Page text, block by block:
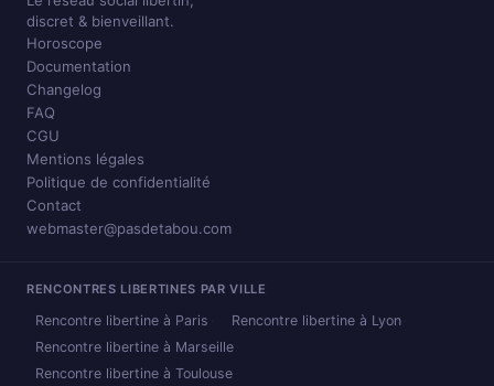
discret & bienveillant.
Horoscope
Documentation
Changelog
FAQ
CGU
Mentions légales
Politique de confidentialité
Contact
webmaster@pasdetabou.com
RENCONTRES LIBERTINES PAR VILLE
Rencontre libertine à Paris
Rencontre libertine à Lyon
Rencontre libertine à Marseille
Rencontre libertine à Toulouse